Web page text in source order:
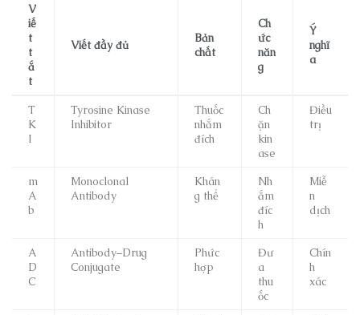
V
iế
t
t
ắ
t
Viết đầy đủ
Bản
chất
Ch
ức
năn
g
Ý
nghĩ
a
T
K
I
Tyrosine Kinase
Inhibitor
Thuốc
nhắm
đích
Ch
ặn
kin
ase
Điều
trị
m
A
b
Monoclonal
Antibody
Khán
g thể
Nh
ắm
đíc
h
Miễ
n
dịch
A
D
C
Antibody–Drug
Conjugate
Phức
hợp
Đư
a
thu
ốc
Chín
h
xác